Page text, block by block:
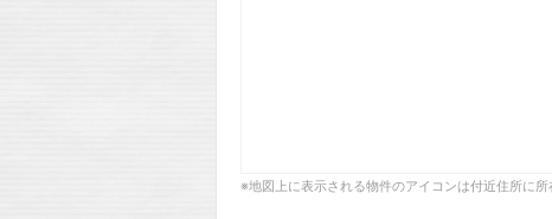
※地図上に表示される物件のアイコンは付近住所に